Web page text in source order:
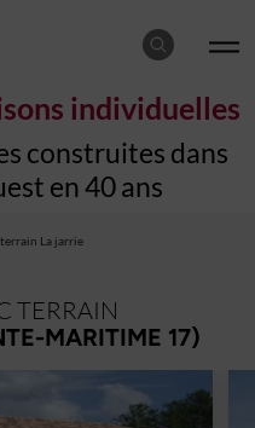
individuelles
construites dans
en 40 ans
La jarrie
TERRAIN
MARITIME 17)